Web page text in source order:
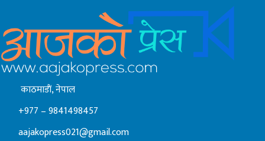
काठमाडाैं, नेपाल
+977 – 9841498457
aajakopress021@gmail.com